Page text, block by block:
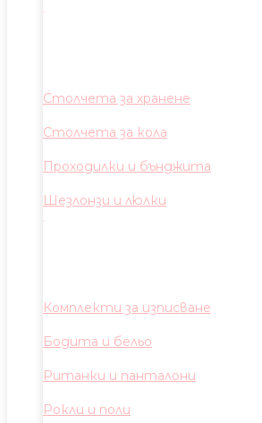
Столчета за хранене
Столчета за кола
Проходилки и бънджита
Шезлонзи и люлки
Комплекти за изписване
Бодита и бельо
Ританки и панталони
Рокли и поли